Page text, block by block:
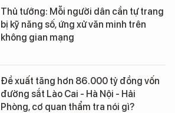
Thủ tướng: Mỗi người dân cần tự trang
bị kỹ năng số, ứng xử văn minh trên
không gian mạng
Đề xuất tăng hơn 86.000 tỷ đồng vốn
đường sắt Lào Cai - Hà Nội - Hải
Phòng, cơ quan thẩm tra nói gì?